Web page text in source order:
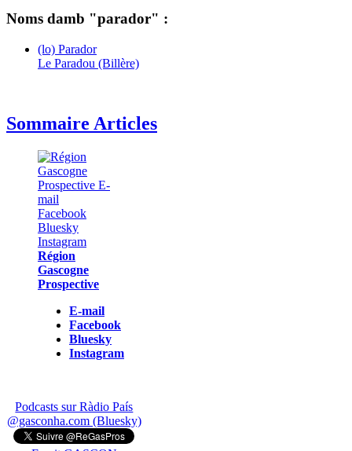
Noms damb "parador" :
(lo) Parador
Le Paradou (Billère)
Sommaire Articles
Région
Gascogne
Prospective
E-mail
Facebook
Bluesky
Instagram
Podcasts sur Ràdio País
@gasconha.com (Bluesky)